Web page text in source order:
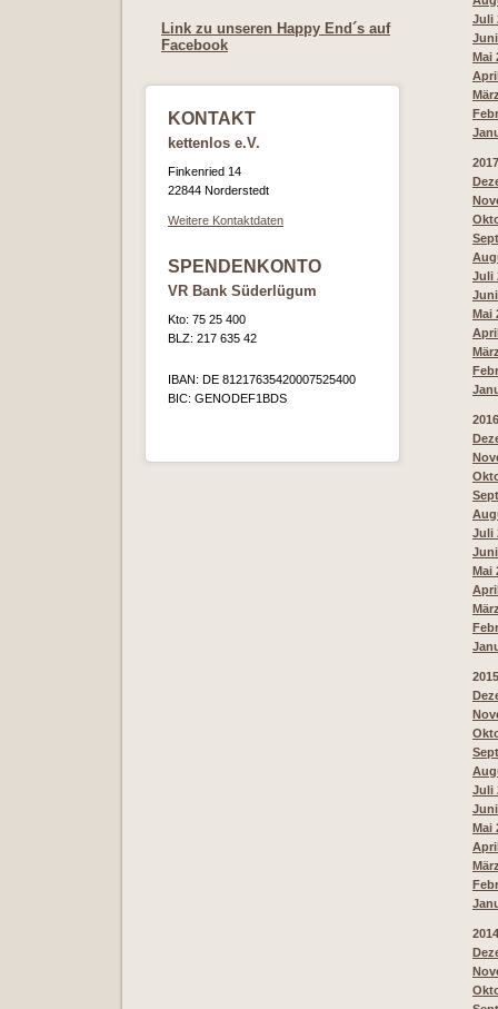
Link zu unseren Happy End´s auf
Facebook
KONTAKT
kettenlos e.V.
Finkenried 14
22844 Norderstedt
Weitere Kontaktdaten
SPENDENKONTO
VR Bank Süderlügum
Kto: 75 25 400
BLZ: 217 635 42
IBAN: DE 81217635420007525400
BIC: GENODEF1BDS
Juli
Mai
2017
Juli
Mai
2016
Juli
Mai
2015
Juli
Mai
2014